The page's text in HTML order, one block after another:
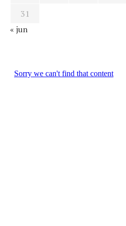
31
« jun